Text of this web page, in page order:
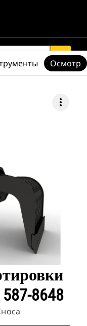
search
more_vert
8648
Осмотр